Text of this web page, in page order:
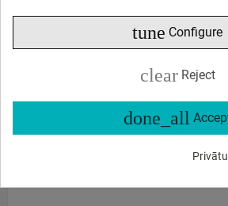
tune Configure
clear Reject
done_all
Īpašie piedāvājumi un akcijas? Kādas